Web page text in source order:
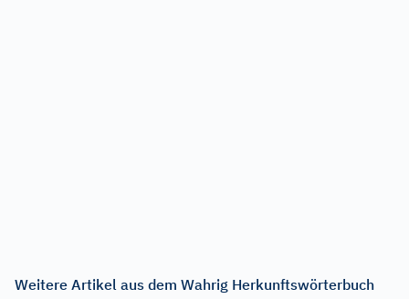
Weitere Artikel aus dem Wahrig Herkunftswörterbuch